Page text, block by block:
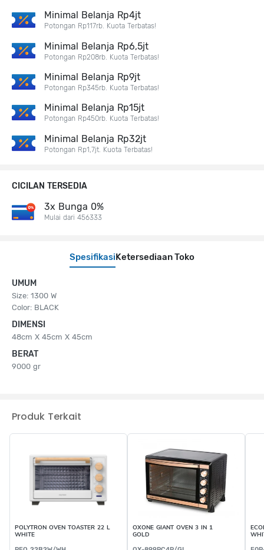
SpesifikasiKetersediaan Toko
UMUM
Size: 1300 W
Color: BLACK
DIMENSI
48cm X 45cm X 45cm
BERAT
9000 gr
Minimal Belanja Rp4jt
Potongan Rp117rb. Kuota Terbatas!
Minimal Belanja Rp6,5jt
Potongan Rp208rb. Kuota Terbatas!
Minimal Belanja Rp9jt
Potongan Rp345rb. Kuota Terbatas!
Minimal Belanja Rp15jt
Potongan Rp450rb. Kuota Terbatas!
Minimal Belanja Rp32jt
Potongan Rp1,7jt. Kuota Terbatas!
CICILAN TERSEDIA
3x Bunga 0%
Mulai dari 456333
Produk Terkait
POLYTRON OVEN TOASTER 22 L
WHITE
OXONE GIANT OVEN 3 IN 1
GOLD